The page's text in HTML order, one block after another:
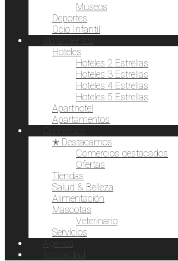
Museos
Deportes
Ocio Infantil
Alojamientos
Hoteles
Hoteles 2 Estrellas
Hoteles 3 Estrellas
Hoteles 4 Estrellas
Hoteles 5 Estrellas
Aparthotel
Apartamentos
Comercios
✭ Destacamos
Comercios destacados
Ofertas
Tiendas
Salud & Belleza
Alimentación
Mascotas
Veterinario
Servicios
Agenda
Actualidad